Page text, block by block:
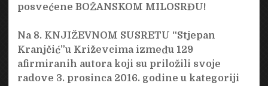
posvećene BOŽANSKOM MILOSRĐU!
Na 8. KNJIŽEVNOM SUSRETU “Stjepan
Kranjčić”u Križevcima između 129
afirmiranih autora koji su priložili svoje
radove 3. prosinca 2016. godine u kategoriji